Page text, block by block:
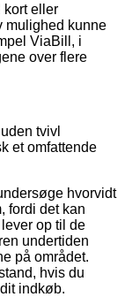
kort eller
mulighed kunne
ViaBill, i
over flere
tvivl
et omfattende
hvorvidt
fordi det kan
op til de
undertiden
på området.
hvis du
indkøb.